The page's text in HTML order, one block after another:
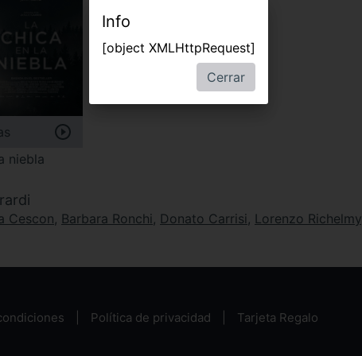
niebla
Cescon, Barbara Ronchi, Donato Carrisi, Lorenzo Richelmy
Política de privacidad Tarjeta Regalo
Info
[object XMLHttpRequest]
Cerrar